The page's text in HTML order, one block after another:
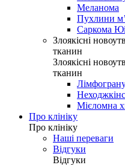
Меланома
Пухлини
Саркома
Злоякісні
тканин
Злоякісні
тканин
Мієломна
Про клініку
Про клініку
Наші переваги
Відгуки
Відгуки